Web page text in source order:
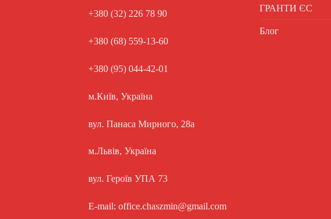
+380 (32) 226 78 90
+380 (68) 559-13-60
+380 (95) 044-42-01
м.Київ, Україна
вул. Панаса Мирного, 28а
м.Львів, Україна
вул. Героїв УПА 73
E-mail: office.chaszmin@gmail.com
ГРАНТИ ЄС
Блог